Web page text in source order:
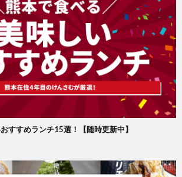
すすめランチ15選！【随時更新中】